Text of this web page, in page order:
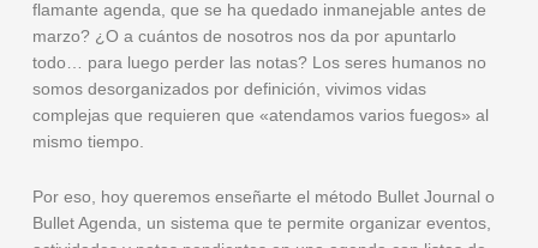
flamante agenda, que se ha quedado inmanejable antes de
marzo? ¿O a cuántos de nosotros nos da por apuntarlo
todo… para luego perder las notas? Los seres humanos no
somos desorganizados por definición, vivimos vidas
complejas que requieren que «atendamos varios fuegos» al
mismo tiempo.
Por eso, hoy queremos enseñarte el método Bullet Journal o
Bullet Agenda, un sistema que te permite organizar eventos,